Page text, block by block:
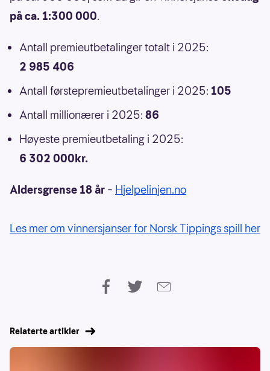
på ca. 1:300 000.
Antall premieutbetalinger totalt i 2025:
2 985 406
Antall førstepremieutbetalinger i 2025: 105
Antall millionærer i 2025: 86
Høyeste premieutbetaling i 2025:
6 302 000kr.
Aldersgrense 18 år – Hjelpelinjen.no
Les mer om vinnersjanser for Norsk Tippings spill her
Relaterte artikler